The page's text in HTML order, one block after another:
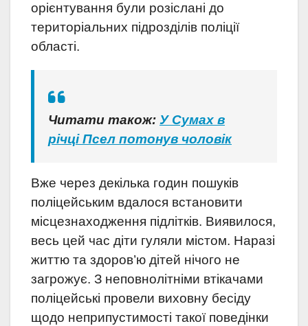
орієнтування були розіслані до
територіальних підрозділів поліції
області.
Читати також: У Сумах в
річці Псел потонув чоловік
Вже через декілька годин пошуків
поліцейським вдалося встановити
місцезнаходження підлітків. Виявилося,
весь цей час діти гуляли містом. Наразі
життю та здоров’ю дітей нічого не
загрожує. З неповнолітніми втікачами
поліцейські провели виховну бесіду
щодо неприпустимості такої поведінки